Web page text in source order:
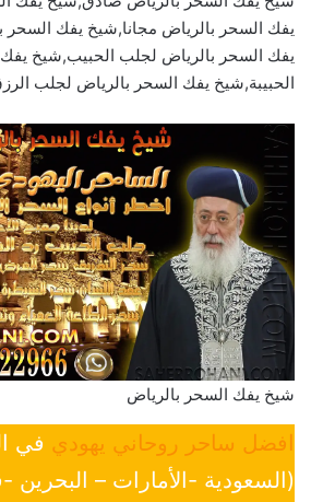
يفك السحر بالرياض مجانا,شيخ يفك السحر
يفك السحر بالرياض لجلب الحبيب,شيخ
الحبيبة,شيخ يفك السحر بالرياض لجلب
شيخ يفك السحر بالرياض
افضل ساحر روحاني يهودي في
(السعودية -الأمارات –